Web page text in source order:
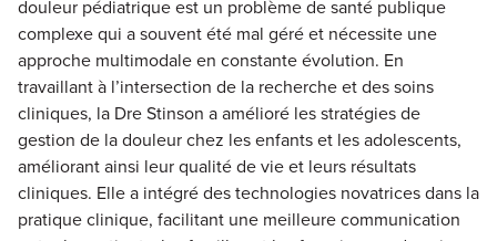
douleur pédiatrique est un problème de santé publique
complexe qui a souvent été mal géré et nécessite une
approche multimodale en constante évolution. En
travaillant à l’intersection de la recherche et des soins
cliniques, la Dre Stinson a amélioré les stratégies de
gestion de la douleur chez les enfants et les adolescents,
améliorant ainsi leur qualité de vie et leurs résultats
cliniques. Elle a intégré des technologies novatrices dans la
pratique clinique, facilitant une meilleure communication